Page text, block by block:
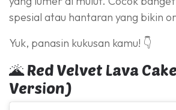
spesial atau hantaran yang bikin
Yuk, panasin kukusan kamu! 👇
🌋 Red Velvet Lava
Version)